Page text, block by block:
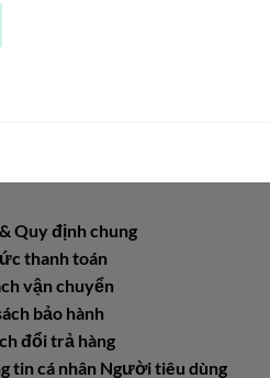
Quy định chung
thanh toán
vận chuyển
bảo hành
đổi trả hàng
tin cá nhân Người tiêu dùng